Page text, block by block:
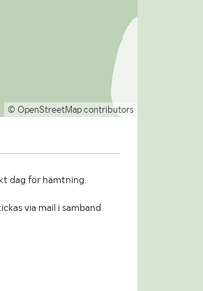
© OpenStreetMap contributors
dag för hämtning.
via mail i samband